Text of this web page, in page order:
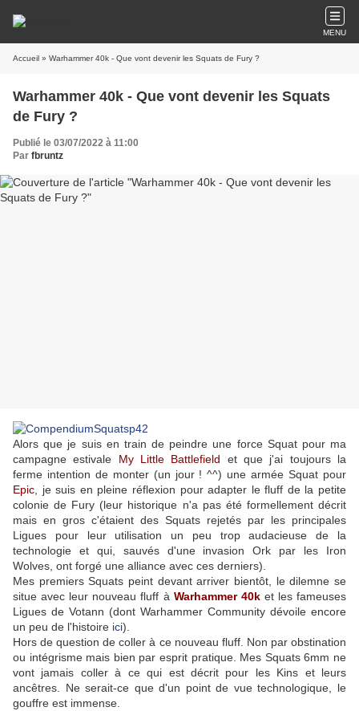
MENU
Accueil » Warhammer 40k - Que vont devenir les Squats de Fury ?
Warhammer 40k - Que vont devenir les Squats
de Fury ?
Publié le 03/07/2022 à 11:00
Par fbruntz
Alors que je suis en train de peindre une force Squat pour ma
campagne estivale My Little Battlefield et que j'ai toujours la
ferme intention de monter (un jour ! ^^) une armée Squat pour
Epic , je suis en pleine réflexion pour adapter le fluff de la petite
colonie de Fury (leur historique n'a pas été formellement décrit
mais en gros c'étaient des Squats rejetés par les principales
Ligues pour leur utilisation un peu trop audacieuse de la
technologie et qui, sauvés d'une invasion Ork par les Iron
Wolves, ont forgé une alliance avec ces derniers).
Mes premiers Squats peint devant arriver bientôt, le dilemne se
situe avec leur nouveau fluff à Warhammer 40ket les fameuses
Ligues de Votann (dont Warhammer Community dévoile encore
un peu de l'histoire ici).
Hors de question de coller à ce nouveau fluff. Non par obstination
ou intégrisme mais bien par esprit pratique. Mes Squats 6mm ne
vont jamais coller à ce qui est décrit pour les Kins et leurs
ancêtres. Ne serait-ce que d'un point de vue technologique, le
gouffre est immense.